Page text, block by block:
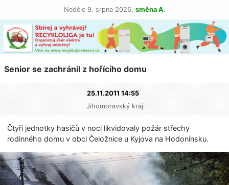
Neděle 9. srpna 2026, směna A.
Senior se zachránil z hořícího domu
25.11.2011 14:55
Jihomoravský kraj
Čtyři jednotky hasičů v noci likvidovaly požár střechy
rodinného domu v obci Čeložnice u Kyjova na Hodonínsku.